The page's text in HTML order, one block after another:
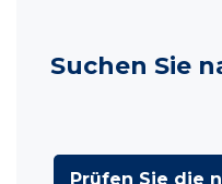
Suchen Sie
Prüfen Sie die